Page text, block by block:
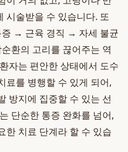
시술받을 수 있습니다. 또
증 → 근육 경직 → 자세 불균
환의 고리를 끊어주는 역
자는 편안한 상태에서 도수
료를 병행할 수 있게 되어,
방지에 집중할 수 있는 선
단순한 통증 완화를 넘어,
한 치료 단계라 할 수 있습